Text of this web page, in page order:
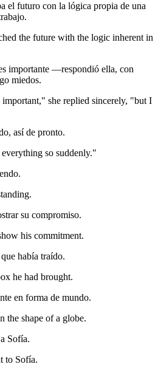
el futuro con la lógica propia de una
the future with the logic inherent in
importante —respondió ella, con
miedos.
she replied sincerely, "but I
así de pronto.
so suddenly."
su compromiso.
his commitment.
había traído.
he had brought.
en forma de mundo.
the shape of a globe.
Sofía.
to Sofía.